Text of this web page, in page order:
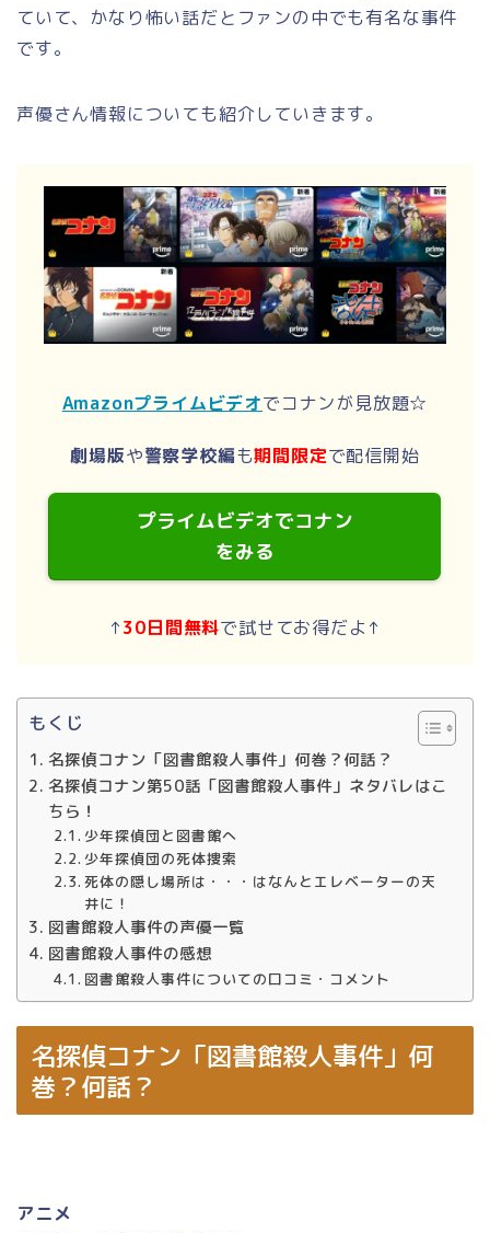
ていて、かなり怖い話だとファンの中でも有名な事件
です。
声優さん情報についても紹介していきます。
Amazonプライムビデオでコナンが見放題☆
劇場版や警察学校編も期間限定で配信開始
プライムビデオでコナン
をみる
↑30日間無料で試せてお得だよ↑
もくじ
名探偵コナン「図書館殺人事件」何巻？何話？
名探偵コナン第50話「図書館殺人事件」ネタバレはこ
ちら！
少年探偵団と図書館へ
少年探偵団の死体捜索
死体の隠し場所は・・・はなんとエレベーターの天
井に！
図書館殺人事件の声優一覧
図書館殺人事件の感想
図書館殺人事件についての口コミ・コメント
名探偵コナン「図書館殺人事件」何
巻？何話？
アニメ